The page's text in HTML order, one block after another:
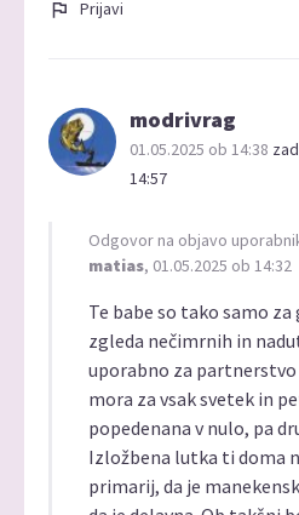
Prijavi
modrivrag
01.05.2025 ob 14:38
14:57
Odgovor na objavo
matias, 01.05.2025 ob 14:32
Te babe so tako samo
zgleda nečimrnih in
uporabno za partnerstvo
mora za vsak svetek in
popedenana v nulo, pa
Izložbena lutka ti doma
primarij, da je